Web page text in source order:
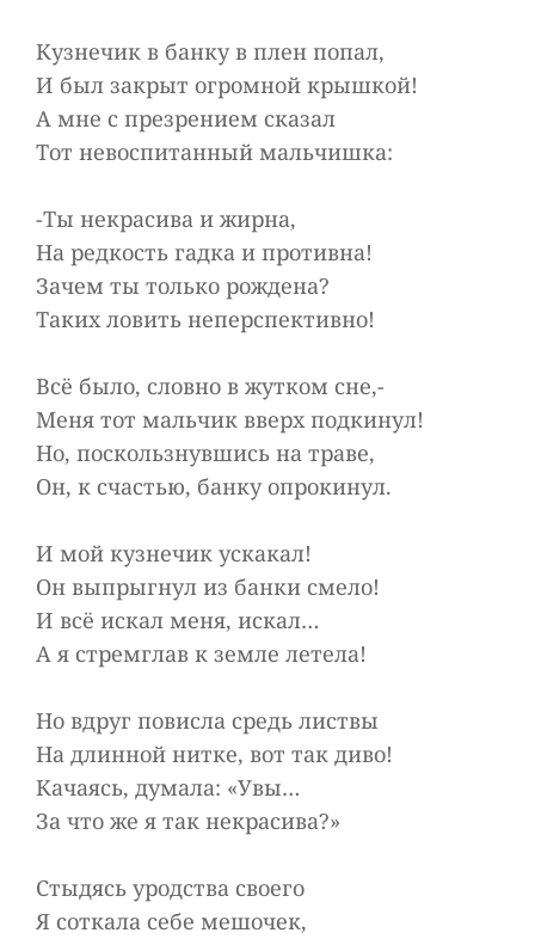
Кузнечик в банку в плен попал,
И был закрыт огромной крышкой!
А мне с презрением сказал
Тот невоспитанный мальчишка:
-Ты некрасива и жирна,
На редкость гадка и противна!
Зачем ты только рождена?
Таких ловить неперспективно!
Всё было, словно в жутком сне,-
Меня тот мальчик вверх подкинул!
Но, поскользнувшись на траве,
Он, к счастью, банку опрокинул.
И мой кузнечик ускакал!
Он выпрыгнул из банки смело!
И всё искал меня, искал…
А я стремглав к земле летела!
Но вдруг повисла средь листвы
На длинной нитке, вот так диво!
Качаясь, думала: «Увы…
За что же я так некрасива?»
Стыдясь уродства своего
Я соткала себе мешочек,